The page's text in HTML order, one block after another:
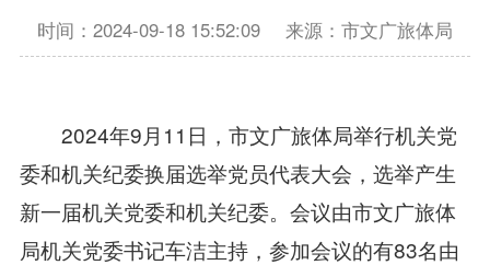
时间：2024-09-18 15:52:09 来源：市文广旅体局
2024年9月11日，市文广旅体局举行机关党
委和机关纪委换届选举党员代表大会，选举产生
新一届机关党委和机关纪委。会议由市文广旅体
局机关党委书记车洁主持，参加会议的有83名由